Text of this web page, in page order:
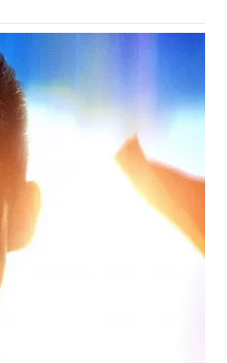
la laurea in Lettere
e trasformo la